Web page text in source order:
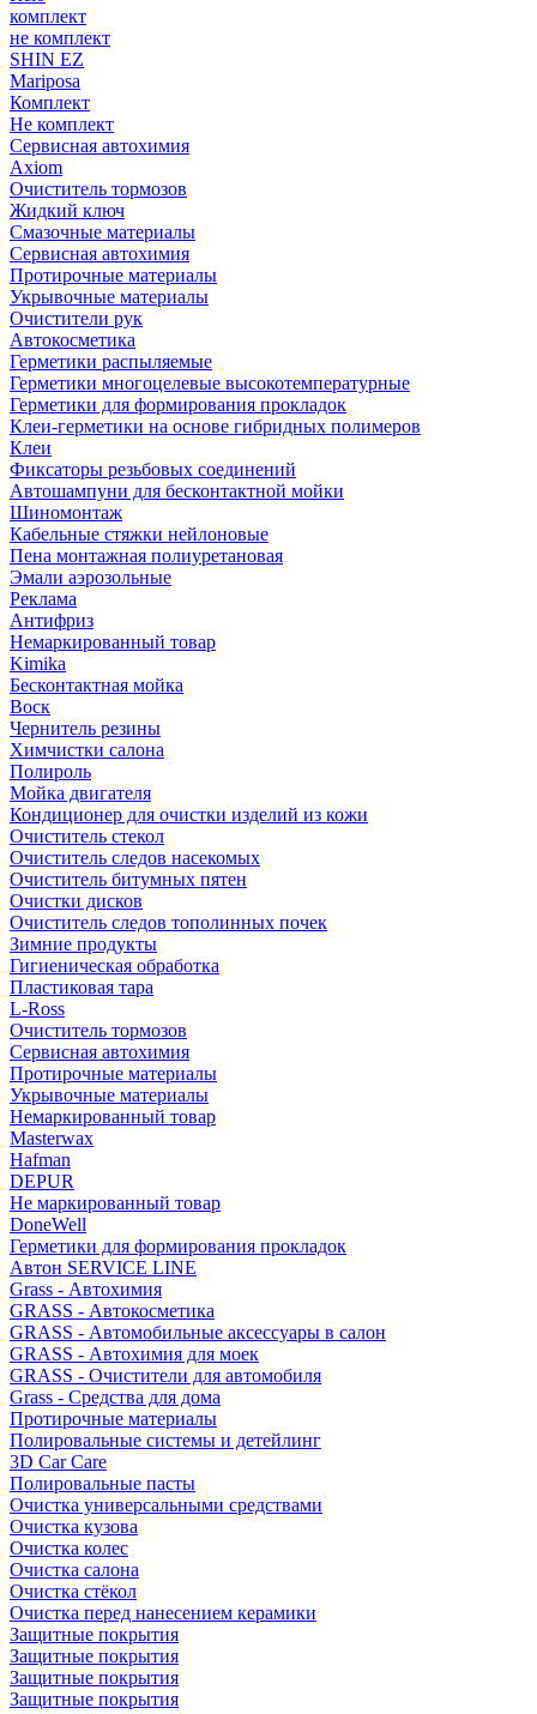
комплект
не комплект
SHIN EZ
Mariposa
Комплект
Не комплект
Сервисная автохимия
Axiom
Очиститель тормозов
Жидкий ключ
Смазочные материалы
Сервисная автохимия
Протирочные материалы
Укрывочные материалы
Очистители рук
Автокосметика
Герметики распыляемые
Герметики многоцелевые высокотемпературные
Герметики для формирования прокладок
Клеи-герметики на основе гибридных полимеров
Клеи
Фиксаторы резьбовых соединений
Автошампуни для бесконтактной мойки
Шиномонтаж
Кабельные стяжки нейлоновые
Пена монтажная полиуретановая
Эмали аэрозольные
Реклама
Антифриз
Немаркированный товар
Kimika
Бесконтактная мойка
Воск
Чернитель резины
Химчистки салона
Полироль
Мойка двигателя
Кондиционер для очистки изделий из кожи
Очиститель стекол
Очиститель следов насекомых
Очиститель битумных пятен
Очистки дисков
Очиститель следов тополинных почек
Зимние продукты
Гигиеническая обработка
Пластиковая тара
L-Ross
Очиститель тормозов
Сервисная автохимия
Протирочные материалы
Укрывочные материалы
Немаркированный товар
Masterwax
Hafman
DEPUR
Не маркированный товар
DoneWell
Герметики для формирования прокладок
Автон SERVICE LINE
Grass - Автохимия
GRASS - Автокосметика
GRASS - Автомобильные аксессуары в салон
GRASS - Автохимия для моек
GRASS - Очистители для автомобиля
Grass - Средства для дома
Протирочные материалы
Полировальные системы и детейлинг
3D Car Care
Полировальные пасты
Очистка универсальными средствами
Очистка кузова
Очистка колес
Очистка салона
Очистка стёкол
Очистка перед нанесением керамики
Защитные покрытия
Защитные покрытия
Защитные покрытия
Защитные покрытия